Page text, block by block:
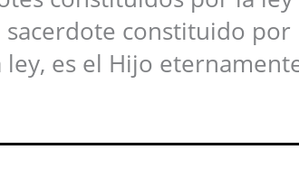
constituido por
es el Hijo